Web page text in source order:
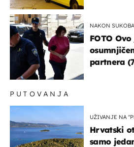
NAKON SUKOBA
FOTO
partnera
PUTOVANJA
UŽIVANJE NA
Hrvatski
samo